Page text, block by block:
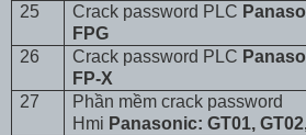
25 Crack password PLC
FPG
26 Crack password PLC
FP-X
27
Phần mềm crack password
Hmi Panasonic: GT01,